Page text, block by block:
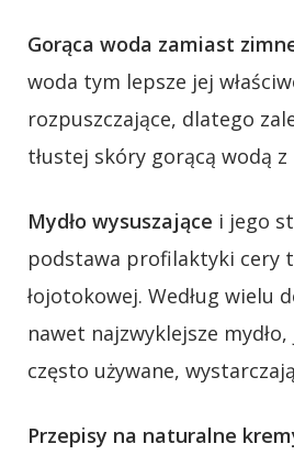
Gorąca woda zamiast
woda tym lepsze jej
rozpuszczające, dlatego
tłustej skóry gorącą wodą z
Mydło wysuszające i jego
podstawa profilaktyki cery
łojotokowej. Według wielu
nawet najzwyklejsze
często używane,
Przepisy na naturalne